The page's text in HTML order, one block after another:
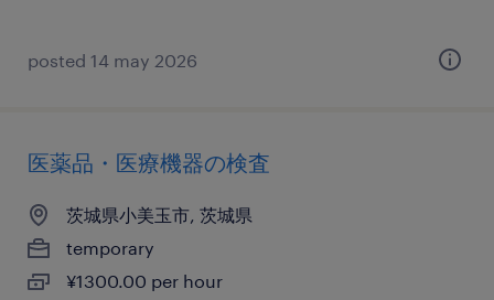
posted 14 may 2026
医薬品・医療機器の検査
茨城県小美玉市, 茨城県
temporary
¥1300.00 per hour